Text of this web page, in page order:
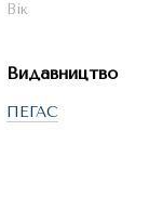
Вік
Видавництво
ПЕГАС